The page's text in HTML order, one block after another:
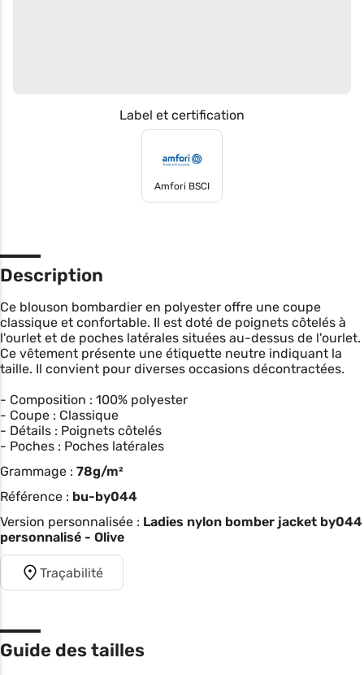
Label et certification
Amfori BSCI
Description
Ce blouson bombardier en polyester offre une coupe
classique et confortable. Il est doté de poignets côtelés à
l'ourlet et de poches latérales situées au-dessus de l'ourlet.
Ce vêtement présente une étiquette neutre indiquant la
taille. Il convient pour diverses occasions décontractées.
- Composition : 100% polyester
- Coupe : Classique
- Détails : Poignets côtelés
- Poches : Poches latérales
Grammage : 78g/m²
Référence : bu-by044
Version personnalisée : Ladies nylon bomber jacket by044
personnalisé - Olive
Traçabilité
Guide des tailles